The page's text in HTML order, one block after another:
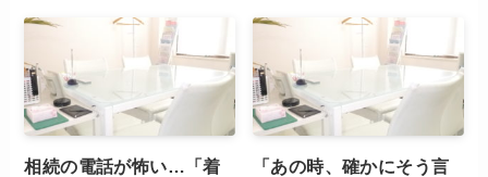
相続の電話が怖い…「着
「あの時、確かにそう言